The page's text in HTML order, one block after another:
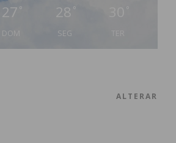
27 °
DOM
28 °
SEG
ALTERAR